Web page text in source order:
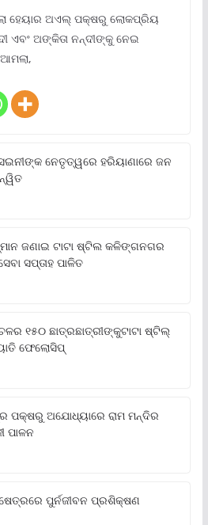
ହେୟାର ଅଏଲ୍ ପକ୍ଷରୁ ଲୋକପ୍ରିୟ
ଏବଂ ଅଙ୍କିତା ନନ୍ଦୀଙ୍କୁ ନେଇ
ଆମଲା,
ନେତୃତ୍ୱରେ ହରିୟାଣାରେ ଜନ
ଜଣାଇ ଟାଟା ଷ୍ଟିଲ କଳିଙ୍ଗନଗର
ସପ୍ତାହ ପାଳିତ
୧୫୦ ଛାତ୍ରଛାତ୍ରୀଙ୍କୁଟାଟା ଷ୍ଟିଲ୍
ଫେଲୋସିପ୍‌
ପକ୍ଷରୁ ଅଯୋଧ୍ୟାରେ ରାମ ମନ୍ଦିର
ପାଳନ
ପୁର୍ନଜୀବନ ପ୍ରଶିକ୍ଷଣ